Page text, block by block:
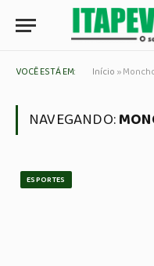
VOCÊ ESTÁ EM: Início »
NAVEGANDO:
ESPORTES